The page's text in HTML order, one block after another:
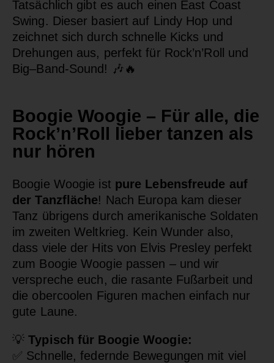
Tatsächlich gibt es auch einen East Coast
Swing. Dieser basiert auf Lindy Hop und
zeichnet sich durch schnelle Kicks und
Drehungen aus, perfekt für Rock’n’Roll und
Big–Band-Sound! 🎶🔥
Boogie Woogie – Für alle, die
Rock’n’Roll lieber tanzen als
nur hören
Boogie Woogie ist pure Lebensfreude auf
der Tanzfläche! Nach Europa kam dieser
Tanz übrigens durch amerikanische Soldaten
im zweiten Weltkrieg. Kein Wunder also,
dass viele der Hits von Elvis Presley perfekt
zum Boogie Woogie passen – und wir
verspreche euch, die rasante Fußarbeit und
die obercoolen Figuren machen einfach nur
gute Laune.
💡 Typisch für Boogie Woogie:
✅ Schnelle, federnde Bewegungen mit viel